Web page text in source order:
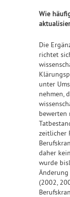
Wie
Die
richtet
unter
nehmen,
bewerten
zeitlicher
daher
wurde
(2002,